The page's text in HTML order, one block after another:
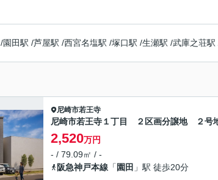
/園田駅 /芦屋駅 /西宮名塩駅 /塚口駅 /生瀬駅 /武庫之荘駅
尼崎市若王寺
尼崎市若王寺１丁目 ２区画分譲地 ２号
2,520万円
- / 79.09㎡ / -
阪急神戸本線 「 園田 」駅 徒歩20分